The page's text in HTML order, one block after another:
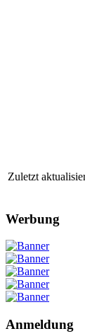
Zuletzt
Werbung
Anmeldung